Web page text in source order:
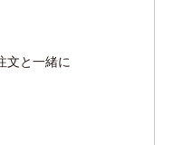
文と一緒に